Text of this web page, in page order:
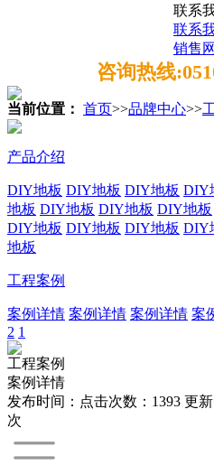
联系
联系
销售
咨询热线
当前位置： 首页>>品牌中心>>
产品介绍
DIY地板 DIY地板 DIY地板 DIY
地板 DIY地板 DIY地板 DIY地板
DIY地板 DIY地板 DIY地板 DIY
地板
工程案例
案例详情 案例详情 案例详情 案
2 1
工程案例
案例详情
发布时间： 点击次数：1393 更
次